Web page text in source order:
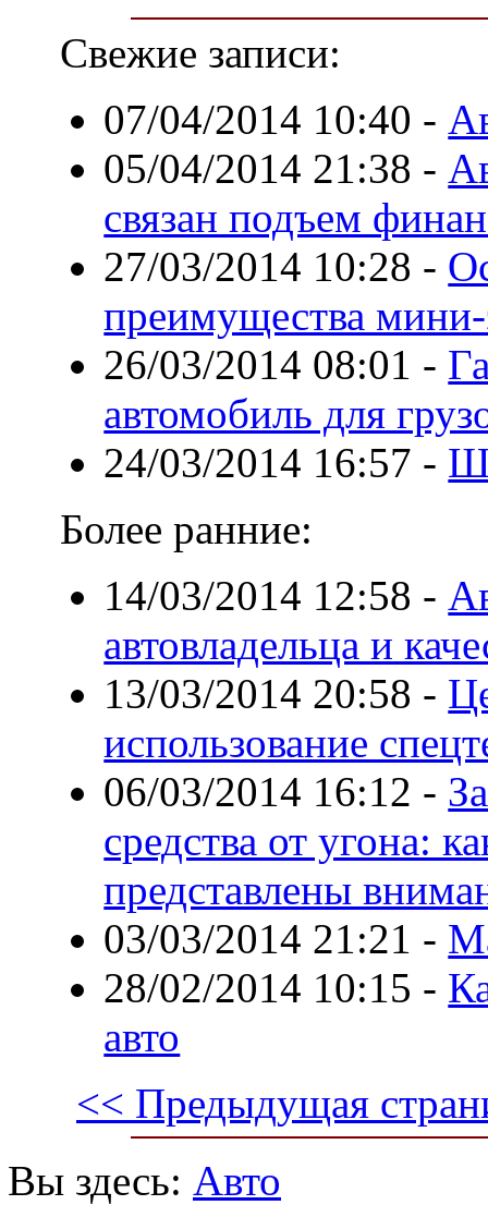
Свежие записи:
07/04/2014 10:40 -
05/04/2014 21:38 -
связан подъем
27/03/2014 10:28 -
преимущества мини-
26/03/2014 08:01 -
автомобиль для
24/03/2014 16:57 -
Более ранние:
14/03/2014 12:58 -
автовладельца и
13/03/2014 20:58 -
использование
06/03/2014 16:12 -
средства от угона:
представлены
03/03/2014 21:21 -
28/02/2014 10:15 -
авто
<< Предыдущая
Вы здесь: Авто